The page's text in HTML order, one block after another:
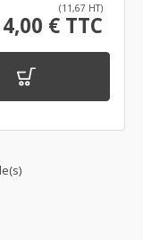
(11,67 HT)
€ TTC